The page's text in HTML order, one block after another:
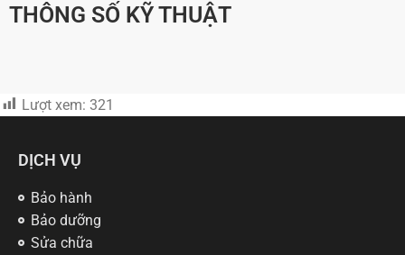
THÔNG SỐ KỸ THUẬT
Lượt xem: 321
DỊCH VỤ
Bảo hành
Bảo dưỡng
Sửa chữa